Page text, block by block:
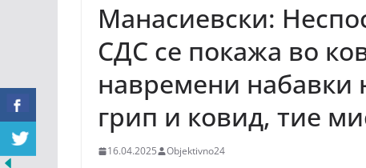
Манасиевски:
СДС се покажа во
навремени набавки
грип и ковид, тие
16.04.2025 Objektivno24